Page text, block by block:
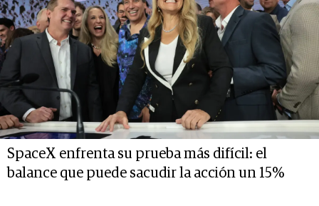
SpaceX enfrenta su prueba más difícil: el
balance que puede sacudir la acción un 15%